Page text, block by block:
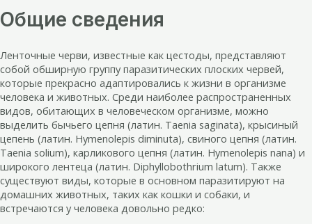
Общие сведения
Ленточные черви, известные как цестоды, представляют
собой обширную группу паразитических плоских червей,
которые прекрасно адаптировались к жизни в организме
человека и животных. Среди наиболее распространенных
видов, обитающих в человеческом организме, можно
выделить бычьего цепня (латин. Taenia saginata), крысиный
цепень (латин. Hymenolepis diminuta), свиного цепня (латин.
Taenia solium), карликового цепня (латин. Hymenolepis nana) и
широкого лентеца (латин. Diphyllobothrium latum). Также
существуют виды, которые в основном паразитируют на
домашних животных, таких как кошки и собаки, и
встречаются у человека довольно редко: